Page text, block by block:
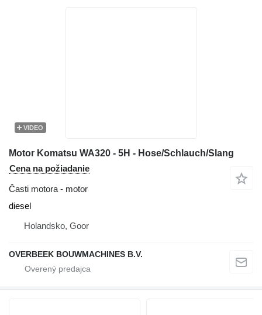
VIDEO
Motor Komatsu WA320 - 5H - Hose/Schlauch/Slang
Cena na požiadanie
Časti motora - motor
diesel
Holandsko, Goor
OVERBEEK BOUWMACHINES B.V.